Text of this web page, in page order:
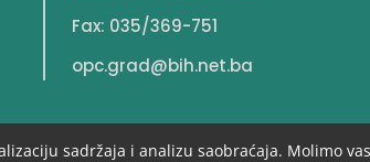
Fax: 035/369-751
opc.grad@bih.net.ba
sadržaja i analizu saobraćaja. Molimo